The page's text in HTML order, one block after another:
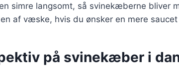
simre langsomt, så svinekæberne bliver
af væske, hvis du ønsker en mere saucet
på svinekæber i